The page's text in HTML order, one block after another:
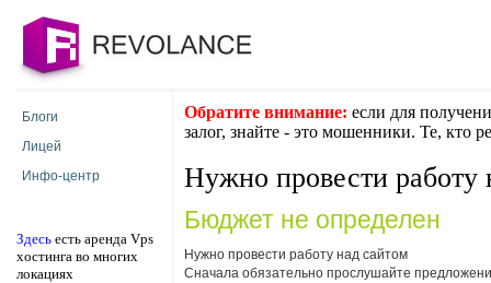
Блоги
Лицей
Инфо-центр
Здесь есть аренда Vps
хостинга во многих
локациях
Обратите внимание: если для
залог, знайте - это мошенники. Те, кто
Нужно провести работу
Бюджет не определен
Нужно провести работу над сайтом
Сначала обязательно прослушайте